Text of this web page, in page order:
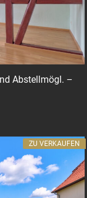
Abstellmögl. –
ZU VERKAUFEN